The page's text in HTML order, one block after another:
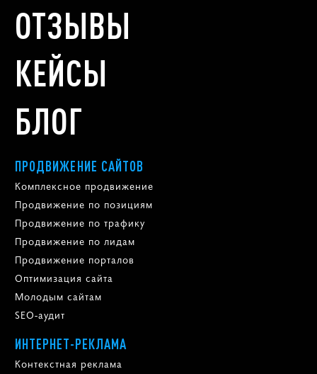
ОТЗЫВЫ
КЕЙСЫ
БЛОГ
ПРОДВИЖЕНИЕ САЙТОВ
Комплексное продвижение
Продвижение по позициям
Продвижение по трафику
Продвижение по лидам
Продвижение порталов
Оптимизация сайта
Молодым сайтам
SEO-аудит
ИНТЕРНЕТ-РЕКЛАМА
Контекстная реклама